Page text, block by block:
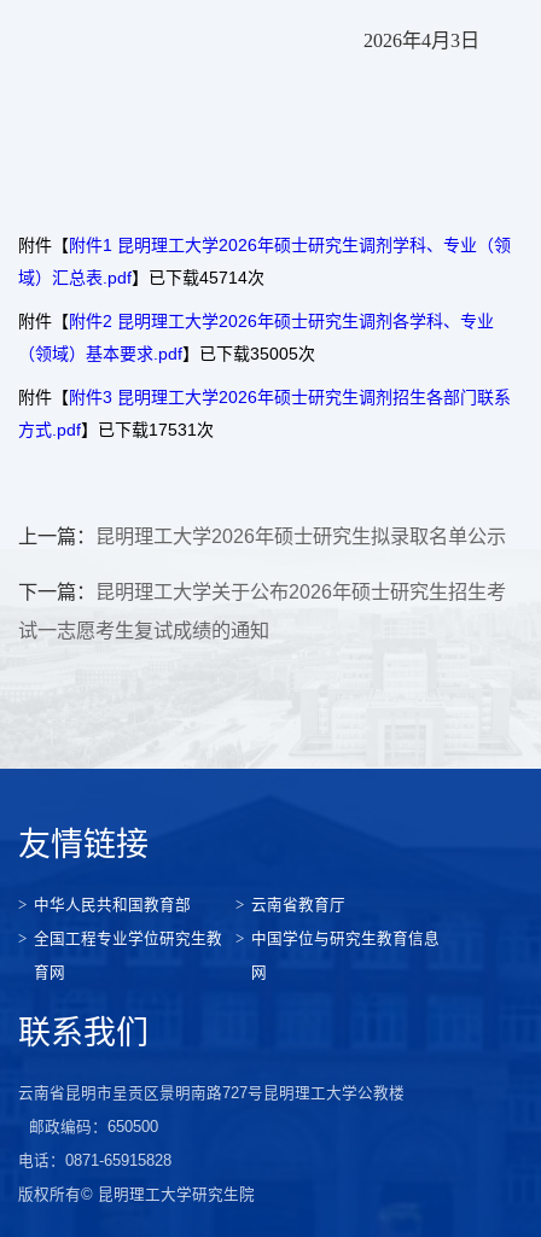
2026年4月 3 日
附件【附件1 昆明理工大学2026年硕士研究生调剂学科、专业（领
域）汇总表.pdf】已下载45714次
附件【附件2 昆明理工大学2026年硕士研究生调剂各学科、专业
（领域）基本要求.pdf】已下载35005次
附件【附件3 昆明理工大学2026年硕士研究生调剂招生各部门联系
方式.pdf】已下载17531次
上一篇： 昆明理工大学2026年硕士研究生拟录取名单公示
下一篇：
昆明理工大学关于公布2026年硕士研究生招生考
试一志愿考生复试成绩的通知
友情链接
中华人民共和国教育部
云南省教育厅
全国工程专业学位研究生教
育网
中国学位与研究生教育信息
网
联系我们
云南省昆明市呈贡区景明南路727号昆明理工大学公教楼
邮政编码：650500
电话：0871-65915828
版权所有© 昆明理工大学研究生院